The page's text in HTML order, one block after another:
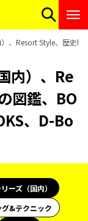
、Resort Style、歴史
内）、Re
図鑑、BO
、D-Bo
ーズ（国内）
グ&テクニック